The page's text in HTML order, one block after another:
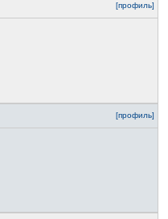
[профиль]
[профиль]